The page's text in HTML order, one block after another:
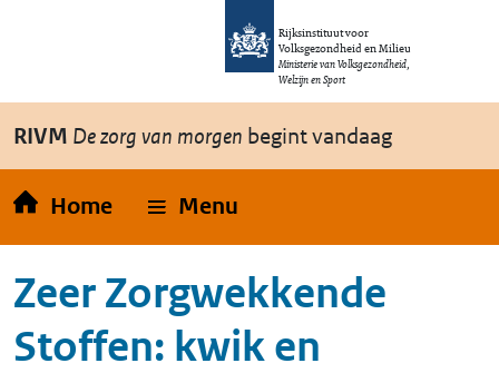
Overslaan en naar de inhoud gaan
Rijksinstituut voor
Volksgezondheid en Milieu
Ministerie van Volksgezondheid,
Welzijn en Sport
RIVM De zorg van morgen begint vandaag
Home Menu
Zeer Zorgwekkende
Stoffen: kwik en